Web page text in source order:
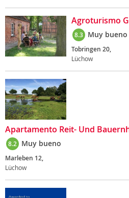
Agroturismo
8.3 Muy bueno
Tobringen 20,
Lüchow
Apartamento Reit- Und
8.2 Muy bueno
Marleben 12,
Lüchow